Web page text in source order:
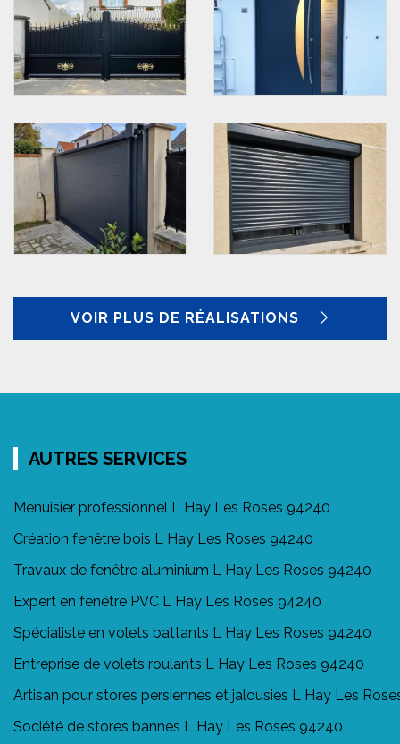
VOIR PLUS DE RÉALISATIONS
AUTRES SERVICES
Menuisier professionnel L Hay Les Roses 94240
Création fenêtre bois L Hay Les Roses 94240
Travaux de fenêtre aluminium L Hay Les Roses 94240
Expert en fenêtre PVC L Hay Les Roses 94240
Spécialiste en volets battants L Hay Les Roses 94240
Entreprise de volets roulants L Hay Les Roses 94240
Artisan pour stores persiennes et jalousies L Hay Les
Société de stores bannes L Hay Les Roses 94240